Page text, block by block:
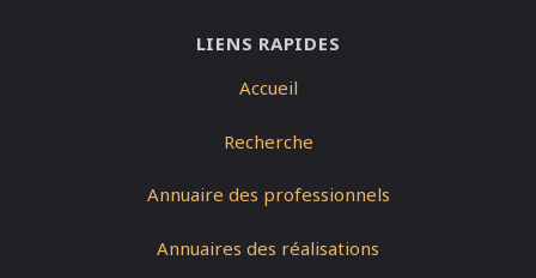
LIENS RAPIDES
Accueil
Recherche
Annuaire des professionnels
Annuaires des réalisations